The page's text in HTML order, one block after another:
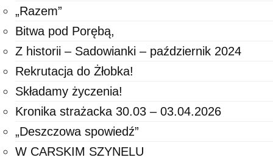
„Razem”
Bitwa pod Porębą,
Z historii – Sadowianki – październik 2024
Rekrutacja do Żłobka!
Składamy życzenia!
Kronika strażacka 30.03 – 03.04.2026
„Deszczowa spowiedź”
W CARSKIM SZYNELU